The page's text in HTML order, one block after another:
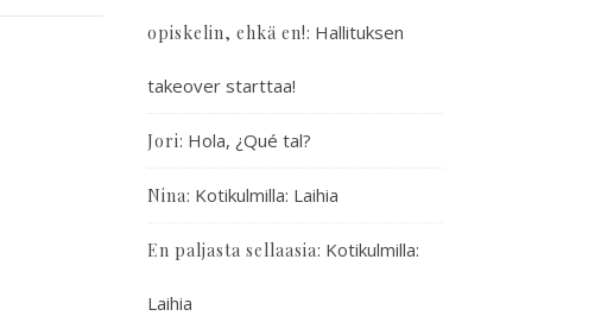
opiskelin, ehkä en!: Hallituksen
takeover starttaa!
Jori: Hola, ¿Qué tal?
Nina: Kotikulmilla: Laihia
En paljasta sellaasia: Kotikulmilla:
Laihia